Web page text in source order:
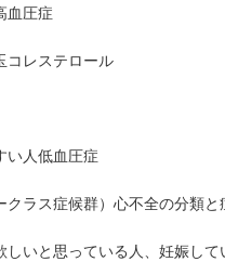
血圧症
コレステロール
い人低血圧症
ラス症候群） 心不全の分類と
いと思っている人、妊娠し